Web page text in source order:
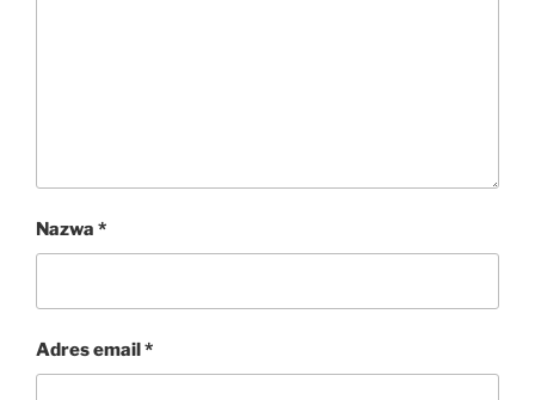
Nazwa *
Adres email*